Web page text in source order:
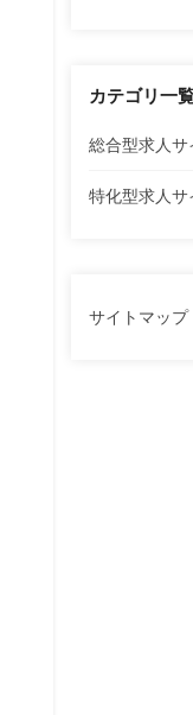
カテゴリ一
総合型求人サ
特化型求人サ
サイトマップ